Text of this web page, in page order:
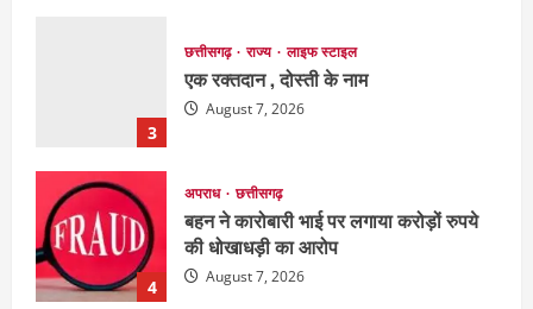
4
बहन ने कारोबारी भाई पर लगाया करोड़ों रुपये
की धोखाधड़ी का आरोप
August 7, 2026
5
छत्तीसगढ़ राज्य
मोहला-मानपुर में फिर बाघ की दस्तक, बैल पर
हमले से ग्रामीणों में दहशत
August 7, 2026